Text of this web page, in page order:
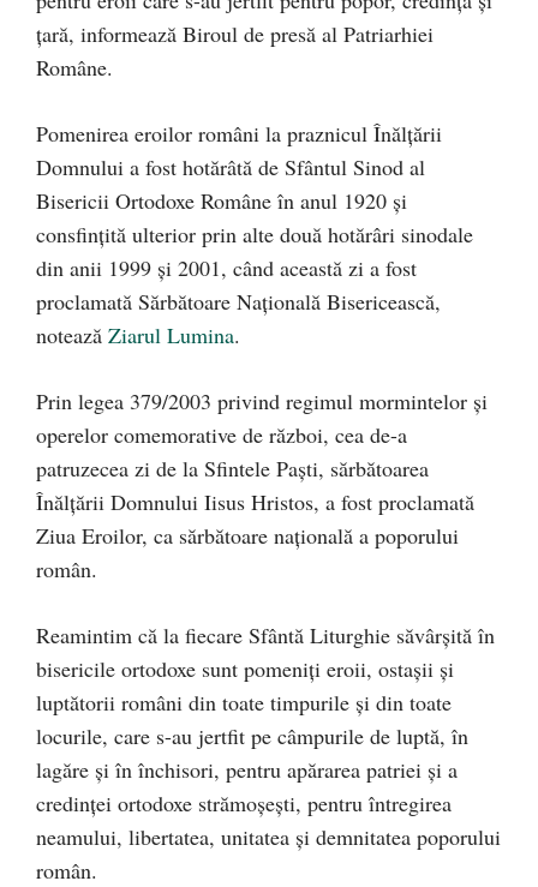
ţară, informează Biroul de presă al Patriarhiei
Române.
Pomenirea eroilor români la praznicul Înălţării
Domnului a fost hotărâtă de Sfântul Sinod al
Bisericii Ortodoxe Române în anul 1920 și
consfinţită ulterior prin alte două hotărâri sinodale
din anii 1999 şi 2001, când această zi a fost
proclamată Sărbătoare Națională Bisericească,
notează Ziarul Lumina.
Prin legea 379/2003 privind regimul mormintelor şi
operelor comemorative de război, cea de-a
patruzecea zi de la Sfintele Paşti, sărbătoarea
Înălţării Domnului Iisus Hristos, a fost proclamată
Ziua Eroilor, ca sărbătoare naţională a poporului
român.
Reamintim că la fiecare Sfântă Liturghie săvârșită în
bisericile ortodoxe sunt pomeniţi eroii, ostaşii şi
luptătorii români din toate timpurile şi din toate
locurile, care s-au jertfit pe câmpurile de luptă, în
lagăre şi în închisori, pentru apărarea patriei şi a
credinţei ortodoxe strămoşeşti, pentru întregirea
neamului, libertatea, unitatea şi demnitatea poporului
român.